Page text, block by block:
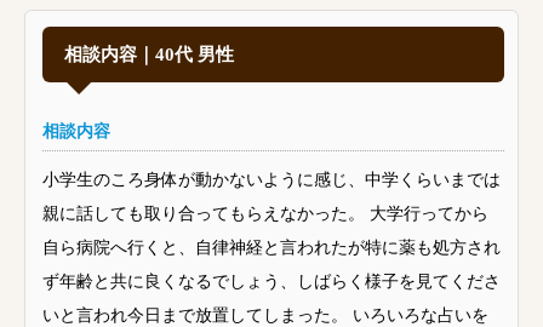
相談内容｜40代 男性
相談内容
小学生のころ身体が動かないように感じ、中学くらいまでは
親に話しても取り合ってもらえなかった。 大学行ってから
自ら病院へ行くと、自律神経と言われたが特に薬も処方され
ず年齢と共に良くなるでしょう、しばらく様子を見てくださ
いと言われ今日まで放置してしまった。 いろいろな占いを